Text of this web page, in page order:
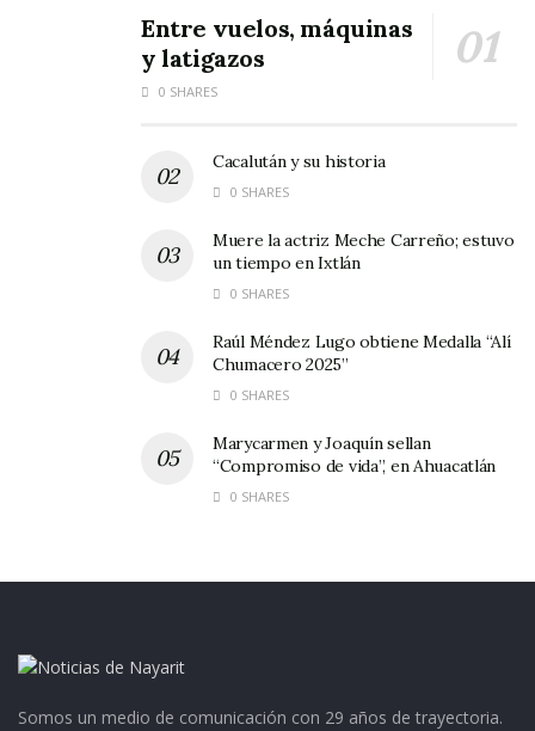
beneficiados con algún otro programa para el
la entrega de lotes en el fraccionamiento
Vientos de Octubre, indicó que este programa
focaliza principalmente en labriegos en alta
marginación, y se estarán llevando a 17
municipios de Nayarit.
[flickr_set id=»72157655649348695″]
Entre vuelos, máquinas
y latigazos
0 SHARES
Cacalután y su historia
0 SHARES
Muere la actriz Meche Carreño; estuvo
un tiempo en Ixtlán
0 SHARES
Raúl Méndez Lugo obtiene Medalla “Alí
Chumacero 2025”
0 SHARES
Marycarmen y Joaquín sellan
“Compromiso de vida”, en Ahuacatlán
0 SHARES
Somos un medio de comunicación con 29 años de trayectoria.